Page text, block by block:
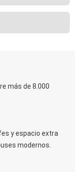
más de 8.000
y espacio extra
modernos.